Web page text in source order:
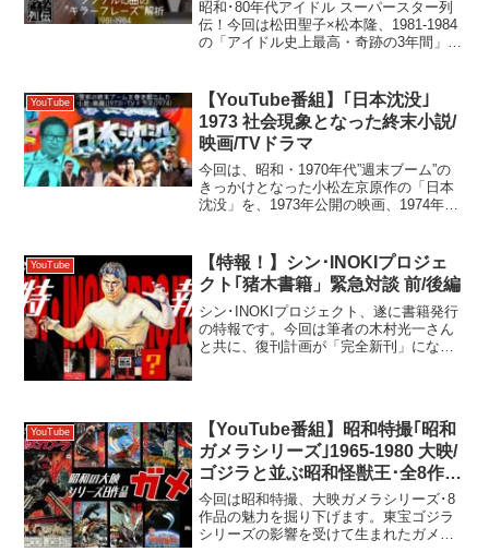
昭和･80年代アイドル スーパースター列
伝！今回は松田聖子×松本隆、1981-1984
の「アイドル史上最高・奇跡の3年間」の
【チャプター】 00:00:00 オー...
YouTube
【YouTube番組】｢日本沈没｣
1973 社会現象となった終末小説/
映画/TVドラマ
今回は、昭和・1970年代”週末ブーム”の
きっかけとなった小松左京原作の「日本
沈没」を、1973年公開の映画、1974年放
ー】 00:00:00 オープニング 00:...
YouTube
【特報！】シン･INOKIプロジェ
クト｢猪木書籍」緊急対談 前/後編
シン･INOKIプロジェクト、遂に書籍発行
の特報です。今回は筆者の木村光一さん
と共に、復刊計画が「完全新刊」になっ
YouTube
【YouTube番組】昭和特撮｢昭和
ガメラシリーズ｣1965-1980 大映/
ゴジラと並ぶ昭和怪獣王･全8作の
魅力を紹介！
今回は昭和特撮、大映ガメラシリーズ･8
作品の魅力を掘り下げます。東宝ゴジラ
シリーズの影響を受けて生まれたガメラ